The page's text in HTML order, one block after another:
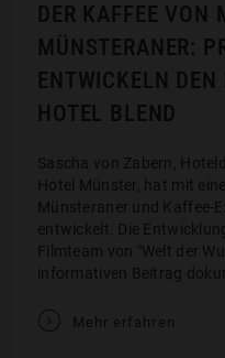
DER KAFFEE VON
MÜNSTERANER:
ENTWICKELN
HOTEL BLEND
Sascha von Zabern,
Hotel Münster, hat mit
Münsteraner und Kaffee-
entwickelt. Die
Filmteam von "Welt der
informativen Beitrag
V Mehr erfahren